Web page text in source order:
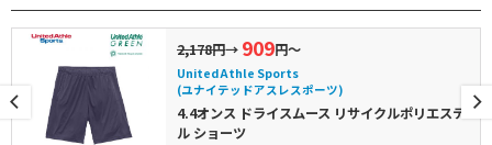
2,178円→ 909円～
United Athle Sports
(ユナイテッドアスレスポーツ)
4.4オンス ドライスムース リサイクルポリエステ
ル ショーツ